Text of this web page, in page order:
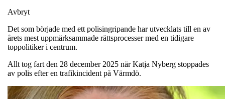
Avbryt
Det som började med ett polisingripande har utvecklats till en av
årets mest uppmärksammade rättsprocesser med en tidigare
toppolitiker i centrum.
Allt tog fart den 28 december 2025 när Katja Nyberg stoppades
av polis efter en trafikincident på Värmdö.